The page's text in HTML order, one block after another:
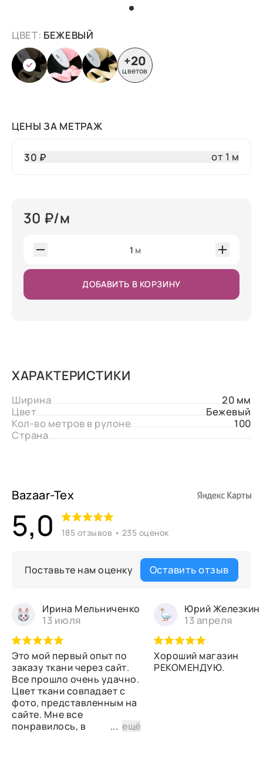
ЦВЕТ: БЕЖЕВЫЙ
+20
цветов
ЦЕНЫ ЗА МЕТРАЖ
30 ₽ от 1 м
30 ₽/м
1 м
ДОБАВИТЬ В КОРЗИНУ
ХАРАКТЕРИСТИКИ
Ширина
20 мм
Цвет
Бежевый
Кол-во метров в рулоне
100
Страна
Bazaar-Tex
5,0 185 отзывов • 235 оценок
Поставьте нам оценку Оставить отзыв
Ирина Мельниченко
13 июля
Это мой первый опыт по
заказу ткани через сайт.
Все прошло очень удачно.
Цвет ткани совпадает с
фото, представленным на
сайте. Мне все
понравилось, в
...ещё
Юрий Железкин
13 апреля
Хороший магазин
РЕКОМЕНДУЮ.